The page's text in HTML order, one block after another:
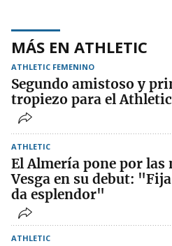
MÁS EN ATHLETIC
ATHLETIC FEMENINO
Segundo amistoso y
tropiezo para el Athletic
ATHLETIC
El Almería pone por las
Vesga en su debut:
da esplendor"
ATHLETIC